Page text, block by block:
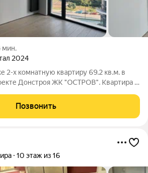
мин.
2024
2-х комнатную квартиру 69.2 кв.м. в
Донстроя ЖК "ОСТРОВ". Квартира с
больших панорамных окна
Планировкой
Позвонить
10 этаж из 16